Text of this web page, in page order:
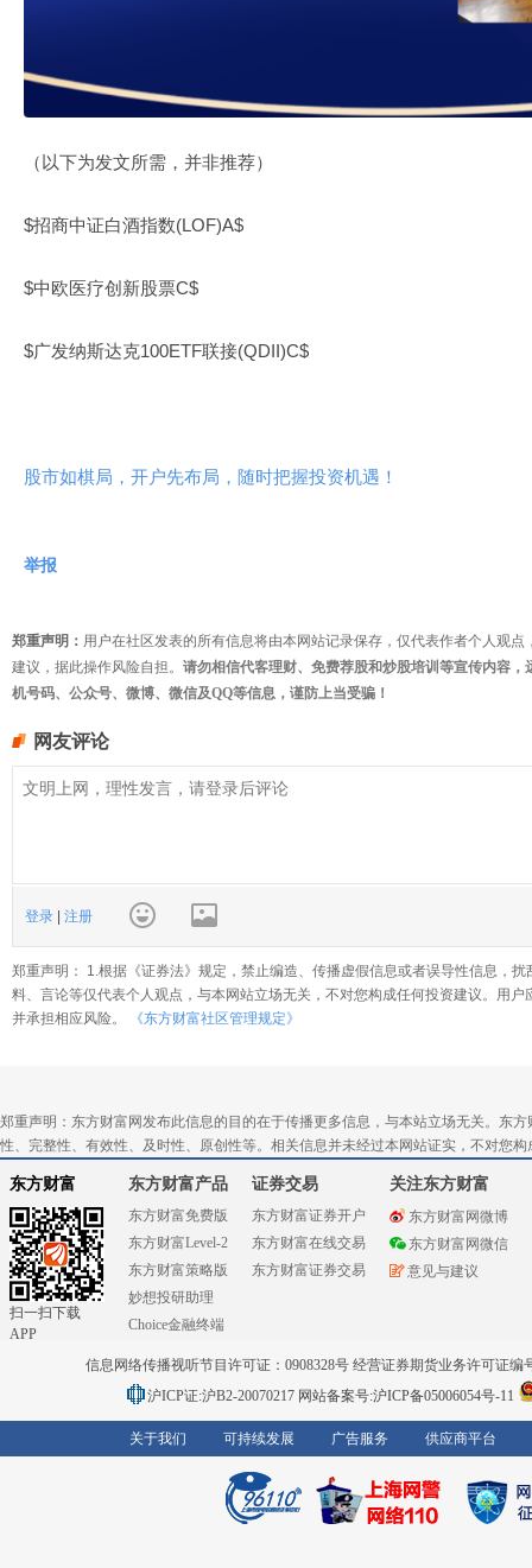
（以下为发文所需，并非推荐）
$招商中证白酒指数(LOF)A$
$中欧医疗创新股票C$
$广发纳斯达克100ETF联接(QDII)C$
股市如棋局，开户先布局，随时把握投资机遇！
举报
郑重声明： 用户在社区发表的所有信息将由本网站记录保存，仅代表作者个人观
建议，据此操作风险自担。 请勿相信代客理财、免费荐股和炒股培训等宣传内容
机号码、公众号、微博、微信及QQ等信息，谨防上当受骗！
网友评论
登录 | 注册
郑重声明： 1.根据《证券法》规定，禁止编造、传播虚假信息或者误导性信息，
料、言论等仅代表个人观点，与本网站立场无关，不对您构成任何投资建议。用
并承担相应风险。
《东方财富社区管理规定》
郑重声明：东方财富网发布此信息的目的在于传播更多信息，与本站立场无关。东
性、完整性、有效性、及时性、原创性等。相关信息并未经过本网站证实，不对您
东方财富
扫一扫下载
APP
东方财富产品
东方财富免费版
东方财富Level-2
东方财富策略版
妙想投研助理
Choice金融终端
证券交易
东方财富证券开户
东方财富在线交易
东方财富证券交易
关注东方财富
东方财富网微博
东方财富网微信
意见与建议
信息网络传播视听节目许可证：0908328号 经营证券期货业务许可证编
沪ICP证:沪B2-20070217 网站备案号:沪ICP备05006054号-11
关于我们 可持续发展 广告服务 供应商平台